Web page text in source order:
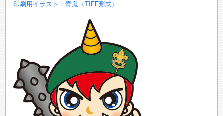
印刷用イラスト・青鬼（TIFF形式）